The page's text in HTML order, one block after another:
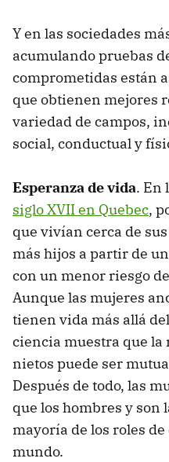
Y en las sociedades
acumulando pruebas
comprometidas están
que obtienen mejores
variedad de campos,
social, conductual y
Esperanza de vida. En
siglo XVII en Quebec,
que vivían cerca de
más hijos a partir de
con un menor riesgo
Aunque las mujeres
tienen vida más allá
ciencia muestra que la
nietos puede ser
Después de todo, las
que los hombres y son
mayoría de los roles
mundo.